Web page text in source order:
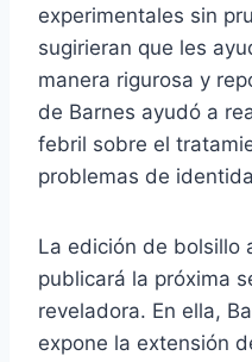
experimentales sin
sugirieran que les
manera rigurosa y
de Barnes ayudó a
febril sobre el
problemas de
La edición de bolsillo
publicará la próxima
reveladora. En ella,
expone la extensión